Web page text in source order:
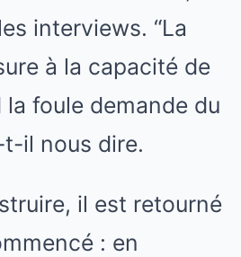
interviews. “La
à la capacité de
foule demande du
t-il nous dire.
il est retourné
: en